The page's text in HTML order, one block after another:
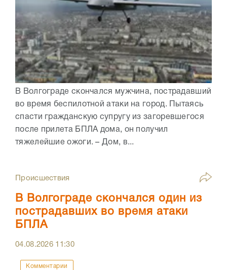
В Волгограде скончался мужчина, пострадавший
во время беспилотной атаки на город. Пытаясь
спасти гражданскую супругу из загоревшегося
после прилета БПЛА дома, он получил
тяжелейшие ожоги. – Дом, в...
Происшествия
В Волгограде скончался один из
пострадавших во время атаки
БПЛА
04.08.2026 11:30
Комментарии